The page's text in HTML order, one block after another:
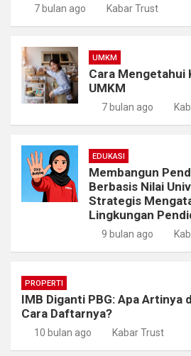
7 bulan ago Kabar Trust
UMKM
Cara Mengetahui
UMKM
7 bulan ago
EDUKASI
Membangun
Berbasis Nilai
Strategis
Lingkungan
9 bulan ago
PROPERTI
IMB Diganti PBG: Apa Artinya
Cara Daftarnya?
10 bulan ago Kabar Trust